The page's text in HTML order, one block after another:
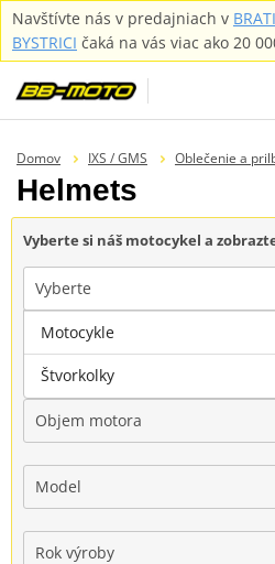
Navštívte nás v predajniach v
BYSTRICI čaká na vás viac ako 20
Domov IXS / GMS Oblečenie a
Helmets
Vyberte si náš motocykel a
Vyberte
Značka
Objem motora
Model
Rok výroby
Motocykle
Štvorkolky